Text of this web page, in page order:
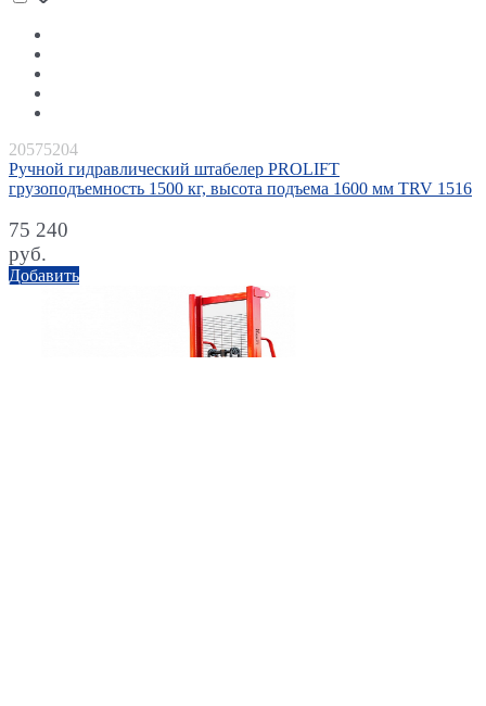
20575204
Ручной гидравлический штабелер PROLIFT
грузоподъемность 1500 кг, высота подъема 1600 мм TRV 1516
75 240
руб.
Добавить